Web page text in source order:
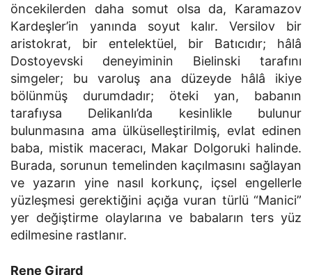
öncekilerden daha somut olsa da, Karamazov
Kardeşler’in yanında soyut kalır. Versilov bir
aristokrat, bir entelektüel, bir Batıcıdır; hâlâ
Dostoyevski deneyiminin Bielinski tarafını
simgeler; bu varoluş ana düzeyde hâlâ ikiye
bölünmüş durumdadır; öteki yan, babanın
tarafıysa Delikanlı’da kesinlikle bulunur
bulunmasına ama ülküselleştirilmiş, evlat edinen
baba, mistik maceracı, Makar Dolgoruki halinde.
Burada, sorunun temelinden kaçılmasını sağlayan
ve yazarın yine nasıl korkunç, içsel engellerle
yüzleşmesi gerektiğini açığa vuran türlü “Manici”
yer değiştirme olaylarına ve babaların ters yüz
edilmesine rastlanır.
Rene Girard